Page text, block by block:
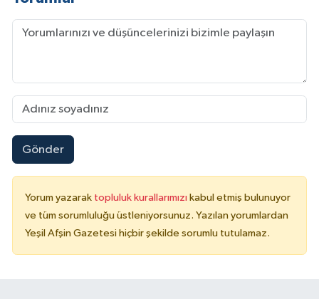
Gönder
Yorum yazarak topluluk kurallarımızı kabul etmiş bulunuyor
ve tüm sorumluluğu üstleniyorsunuz. Yazılan yorumlardan
Yeşil Afşin Gazetesi hiçbir şekilde sorumlu tutulamaz.